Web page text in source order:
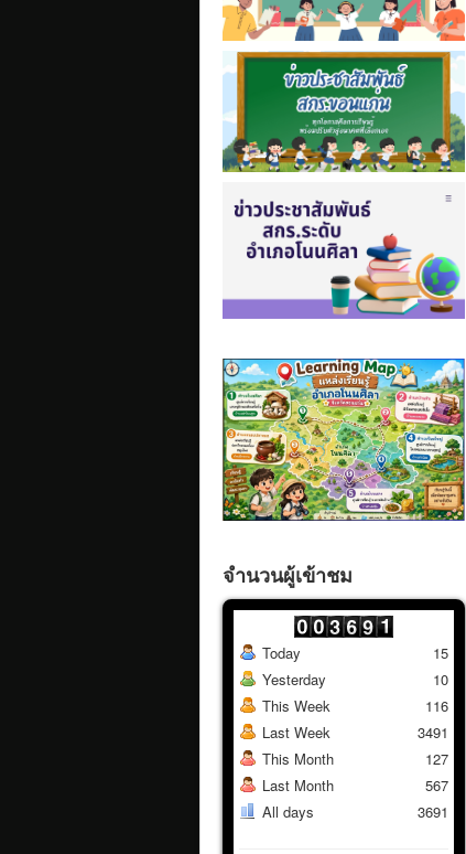
จำนวนผู้เข้าชม
Today
Yesterday
This Week
Last Week
This Month
Last Month
All days
15
10
116
3491
127
567
3691